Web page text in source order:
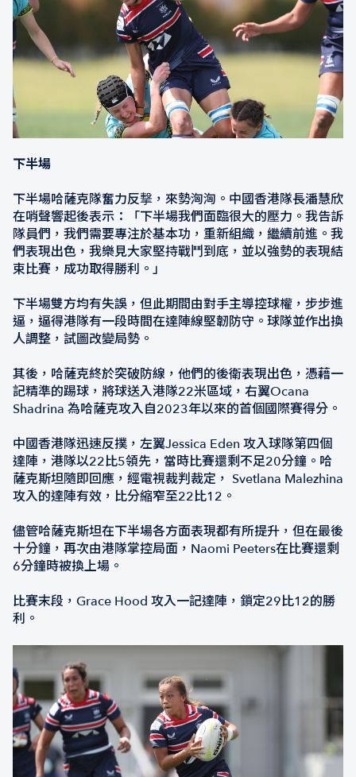
下半場
下半場哈薩克隊奮力反撃，來勢洶洶。中國香港隊長潘慧欣
在哨聲響起後表示：「下半場我們面臨很大的壓力。我告訴
隊員們，我們需要專注於基本功，重新組織，繼續前進。我
們表現出色，我樂見大家堅持戰鬥到底，並以強勢的表現結
束比賽，成功取得勝利。」
下半場雙方均有失誤，但此期間由對手主導控球權，步步進
逼，逼得港隊有一段時間在達陣線堅韌防守。球隊並作出換
人調整，試圖改變局勢。
其後，哈薩克終於突破防線，他們的後衛表現出色，憑藉一
記精準的踢球，將球送入港隊22米區域，右翼Ocana
Shadrina 為哈薩克攻入自2023年以來的首個國際賽得分。
中國香港隊迅速反撲，左翼Jessica Eden 攻入球隊第四個
達陣，港隊以22比5領先，當時比賽還剩不足20分鐘。哈
薩克斯坦隨即回應，經電視裁判裁定， Svetlana Malezhina
攻入的達陣有效，比分縮窄至22比12。
儘管哈薩克斯坦在下半場各方面表現都有所提升，但在最後
十分鐘，再次由港隊掌控局面，Naomi Peeters在比賽還剩
6分鐘時被換上場。
比賽末段，Grace Hood 攻入一記達陣，鎖定29比12的勝
利。